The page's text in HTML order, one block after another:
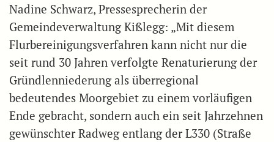
Nadine Schwarz, Pressesprecherin der
Gemeindeverwaltung Kißlegg: „Mit diesem
Flurbereinigungsverfahren kann nicht nur die
seit rund 30 Jahren verfolgte Renaturierung der
Gründlenniederung als überregional
bedeutendes Moorgebiet zu einem vorläufigen
Ende gebracht, sondern auch ein seit Jahrzehnen
gewünschter Radweg entlang der L330 (Straße